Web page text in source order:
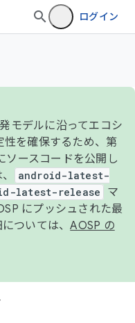
ログイン
モデルに沿ってエコシ
性を確保するため、第
ソースコードを公開し
android-latest-
latest-release
マ
にプッシュされた最
ついては、AOSP の